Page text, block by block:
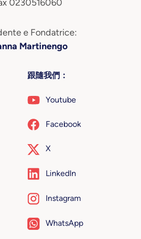
0230516060
e Fondatrice:
Martinengo
跟隨我們：
Youtube
Facebook
X
LinkedIn
Instagram
WhatsApp